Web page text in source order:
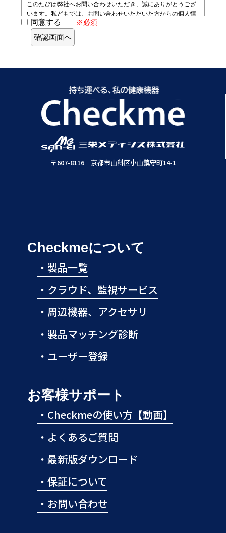
このたびは弊社へお問い合わせいただき、誠にありがとうござ
います。私どもでは、お問い合わせいただいた方からの個人情
報を下記の取扱いに沿って、利用させていただきます。ご確認
のうえ、ご同意いただけますよう、よろしくお願い致します。
宣伝物の送付、営業／販売／マーケティング活動のために使用
致します。
２．個人情報の取扱いの委託について
務委託先である、発送会社に委託します。
但し、委託先に開示する個人情報は、本業務の遂行上、必要と
なる最小限の個人情報のみとし、かつ使用目的もその範囲に限
定します。また、委託先会社の選定に当り、十分な保護水準を
法令に基づく場合
人の生命、身体又は財産の保護のために必要がある場合であっ
て、本人の同意を得ることが困難であるとき
公衆衛生の向上又は児童の健全な育成の推進のため特に必要が
ある場合であって、本人の同意を得ることが困難であるとき
国の機関若しくは地方公共団体又はその委託を受けた者が法令
であって、本人の同意を得ることによって当該事務の遂行に支
障を及ぼすおそれがあるとき
４．情報提供の任意性について
お問い合わせいただく方が弊社に対しご提供される個人情報の
項目は任意です。ただし、必要な項目がご提供いただけない場
５．開示対象個人情報に関するお問合せ窓口について
弊社では、保有するお客様の個人情報について、その本人又は
代理人から、開示、訂正・追加・削除、利用停止、第三者提供
申し出ください。
●お問合せ窓口: 三栄メディシス株式会社 個人情報相談窓口責
任者 細下 徹
住所：〒607-8116 京都市山科区小山鎮守町14番地1
TEL：075-502-0066 Eメール：privacy@san-ei.com
同意する ※必須
〒607-8116 京都市山科区小山鎮守町14-1
Checkmeについて
・ 製品一覧
・ クラウド、監視サービス
・ 周辺機器、アクセサリ
・ 製品マッチング診断
・ ユーザー登録
お客様サポート
・ Checkmeの使い方【動画】
・ よくあるご質問
・ 最新版ダウンロード
・ 保証について
・ お問い合わせ